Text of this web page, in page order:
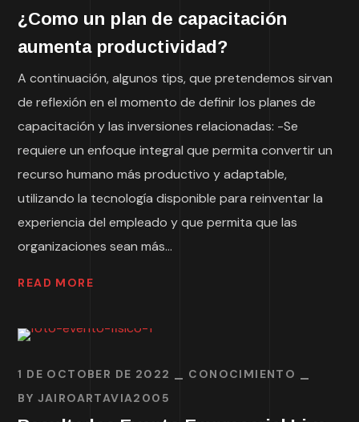
¿Como un plan de capacitación
aumenta productividad?
A continuación, algunos tips, que pretendemos sirvan
de reflexión en el momento de definir los planes de
capacitación y las inversiones relacionadas: -Se
requiere un enfoque integral que permita convertir un
recurso humano más productivo y adaptable,
utilizando la tecnología disponible para reinventar la
experiencia del empleado y que permita que las
organizaciones sean más...
READ MORE
1 DE OCTOBER DE 2022
CONOCIMIENTO
BY JAIROARTAVIA2005